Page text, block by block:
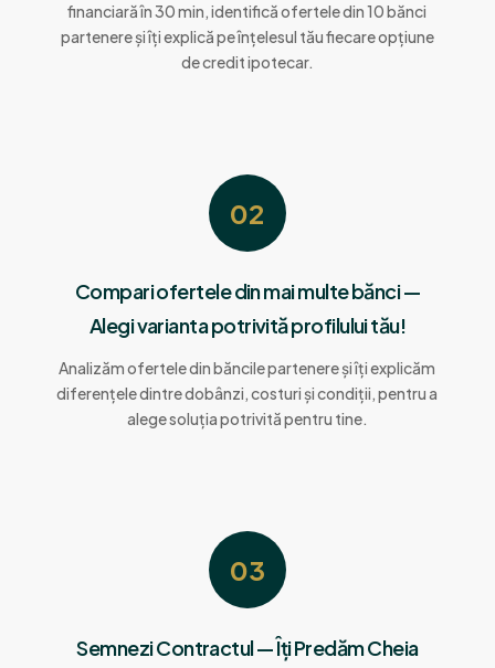
financiară în 30 min, identifică ofertele din 10 bănci
partenere și îți explică pe înțelesul tău fiecare opțiune
de credit ipotecar.
02
Compari ofertele din mai multe bănci —
Alegi varianta potrivită profilului tău!
Analizăm ofertele din băncile partenere și îți explicăm
diferențele dintre dobânzi, costuri și condiții, pentru a
alege soluția potrivită pentru tine.
03
Semnezi Contractul — Îți Predăm Cheia